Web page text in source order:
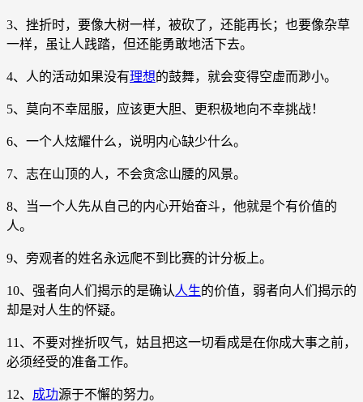
3、挫折时，要像大树一样，被砍了，还能再长；也要像杂草
一样，虽让人践踏，但还能勇敢地活下去。
4、人的活动如果没有理想的鼓舞，就会变得空虚而渺小。
5、莫向不幸屈服，应该更大胆、更积极地向不幸挑战！
6、一个人炫耀什么，说明内心缺少什么。
7、志在山顶的人，不会贪念山腰的风景。
8、当一个人先从自己的内心开始奋斗，他就是个有价值的
人。
9、旁观者的姓名永远爬不到比赛的计分板上。
10、强者向人们揭示的是确认 人生的价值，弱者向人们揭示的
却是对人生的怀疑。
11、不要对挫折叹气，姑且把这一切看成是在你成大事之前，
必须经受的准备工作。
12、 成功源于不懈的努力。